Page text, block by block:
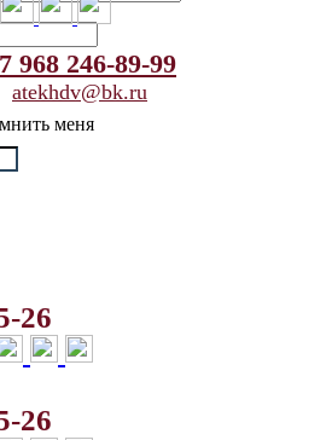
меня
968 246-89-99
atekhdv@bk.ru
26
26